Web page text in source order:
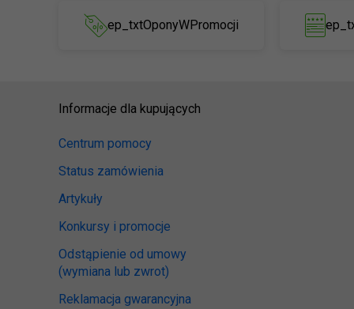
ep_txtOponyWPromocji
Informacje dla kupujących
Centrum pomocy
Status zamówienia
Artykuły
Konkursy i promocje
Odstąpienie od umowy
(wymiana lub zwrot)
Reklamacja gwarancyjna